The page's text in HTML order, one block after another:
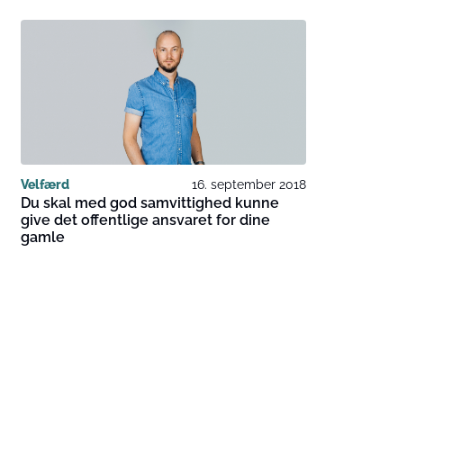
Velfærd 16. september 2018
Du skal med god samvittighed kunne
give det offentlige ansvaret for dine
gamle